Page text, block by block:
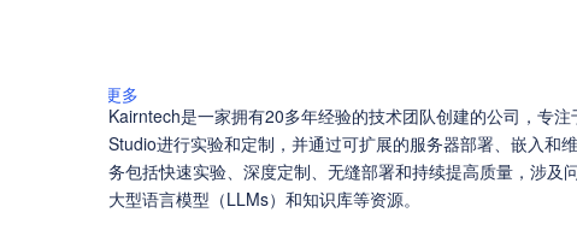
更多
Kairntech是一家拥有20多年经验的技术团队创建的公司，专
Studio进行实验和定制，并通过可扩展的服务器部署、嵌入和
务包括快速实验、深度定制、无缝部署和持续提高质量，涉及
大型语言模型（LLMs）和知识库等资源。